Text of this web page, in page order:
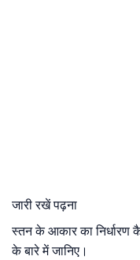
जारी रखें पढ़ना
स्तन के आकार का
के बारे में जानिए।